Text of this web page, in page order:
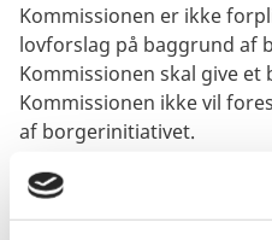
Kommissionen er ikke
lovforslag på baggrund af
Kommissionen skal give et
Kommissionen ikke vil
af borgerinitiativet.
Et borgerinitiativ kan kun
at foreslå lovændringer